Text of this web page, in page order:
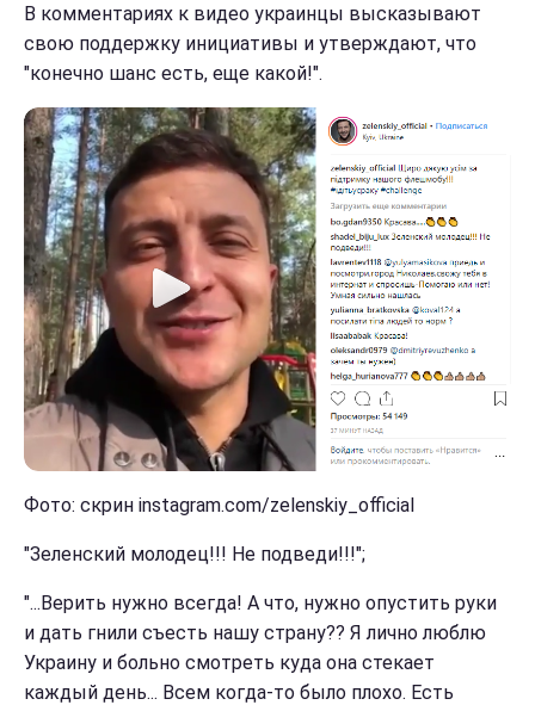
В комментариях к видео украинцы высказывают
свою поддержку инициативы и утверждают, что
"конечно шанс есть, еще какой!".
Фото: скрин instagram.com/zelenskiy_official
"Зеленский молодец!!! Не подведи!!!";
"...Верить нужно всегда! А что, нужно опустить руки
и дать гнили съесть нашу страну?? Я лично люблю
Украину и больно смотреть куда она стекает
каждый день... Всем когда-то было плохо. Есть